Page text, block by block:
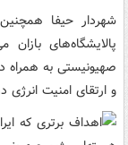
شهردار حیفا
پالایشگاه‌های
صهیونیستی به همراه
و ارتقای امنیت